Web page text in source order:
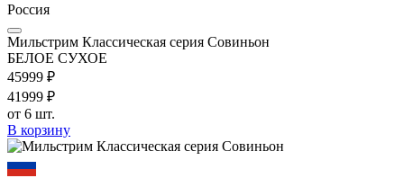
Россия
Мильстрим Классическая серия Совиньон
БЕЛОЕ СУХОЕ
45999 ₽
41999 ₽
от 6 шт.
В корзину